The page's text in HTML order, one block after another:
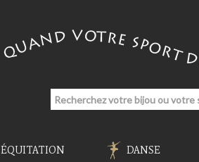
ÉQUITATION DANSE